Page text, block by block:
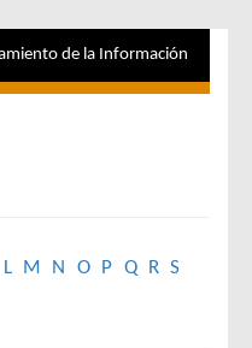
de la Información
L M N O P Q R S